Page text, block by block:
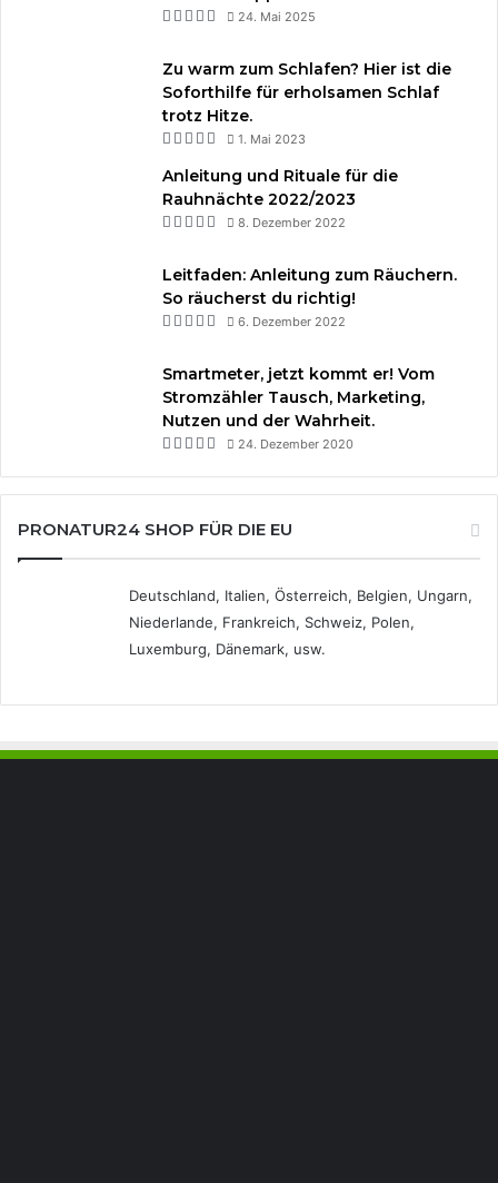
24. Mai 2025
Zu warm zum Schlafen? Hier ist die
Soforthilfe für erholsamen Schlaf
trotz Hitze.
1. Mai 2023
Anleitung und Rituale für die
Rauhnächte 2022/2023
8. Dezember 2022
Leitfaden: Anleitung zum Räuchern.
So räucherst du richtig!
6. Dezember 2022
Smartmeter, jetzt kommt er! Vom
Stromzähler Tausch, Marketing,
Nutzen und der Wahrheit.
24. Dezember 2020
PRONATUR24 SHOP FÜR DIE EU
Deutschland, Italien, Österreich, Belgien, Ungarn,
Niederlande, Frankreich, Schweiz, Polen,
Luxemburg, Dänemark, usw.